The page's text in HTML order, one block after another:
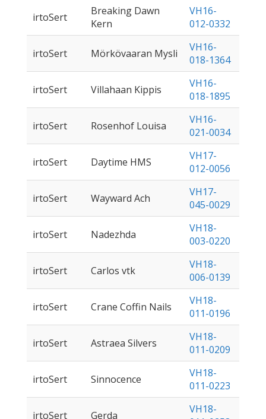
irtoSert
Breaking Dawn
Kern
VH16-
012-0332
irtoSert Mörkövaaran Mysli
VH16-
018-1364
irtoSert Villahaan Kippis
VH16-
018-1895
irtoSert Rosenhof Louisa
VH16-
021-0034
irtoSert Daytime HMS
VH17-
012-0056
irtoSert Wayward Ach
VH17-
045-0029
irtoSert Nadezhda
VH18-
003-0220
irtoSert Carlos vtk
VH18-
006-0139
irtoSert Crane Coffin Nails
VH18-
011-0196
irtoSert Astraea Silvers
VH18-
011-0209
irtoSert Sinnocence
VH18-
011-0223
irtoSert Gerda
VH18-